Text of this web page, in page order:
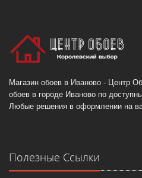
Магазин обоев в Иваново - Центр
обоев в городе Иваново по
Любые решения в оформлении на
Полезные Ссылки